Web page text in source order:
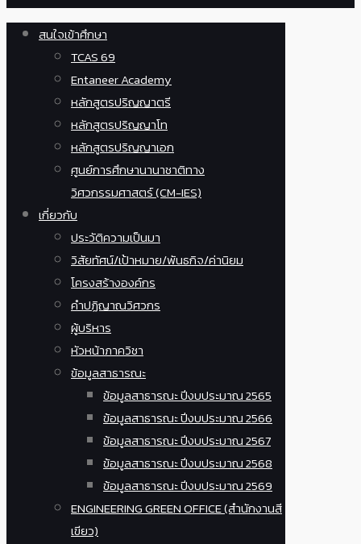
สนใจเข้าศึกษา
TCAS 69
Entaneer Academy
หลักสูตรปริญญาตรี
หลักสูตรปริญญาโท
หลักสูตรปริญญาเอก
ศูนย์การศึกษานานาชาติทาง
วิศวกรรมศาสตร์ (CM-IES)
เกี่ยวกับ
ประวัติความเป็นมา
วิสัยทัศน์/เป้าหมาย/พันธกิจ/ค่านิยม
โครงสร้างองค์กร
คำปฏิญาณวิศวกร
ผู้บริหาร
หัวหน้าภาควิชา
ข้อมูลสาธารณะ
ข้อมูลสาธารณะ ปีงบประมาณ 2565
ข้อมูลสาธารณะ ปีงบประมาณ 2566
ข้อมูลสาธารณะ ปีงบประมาณ 2567
ข้อมูลสาธารณะ ปีงบประมาณ 2568
ข้อมูลสาธารณะ ปีงบประมาณ 2569
ENGINEERING GREEN OFFICE (สำนักงานสี
เขียว)